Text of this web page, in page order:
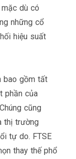
dù có
những cổ
hiệu suất
bao gồm tất
phần của
cũng
thị trường
tự do. FTSE
thay thế phổ